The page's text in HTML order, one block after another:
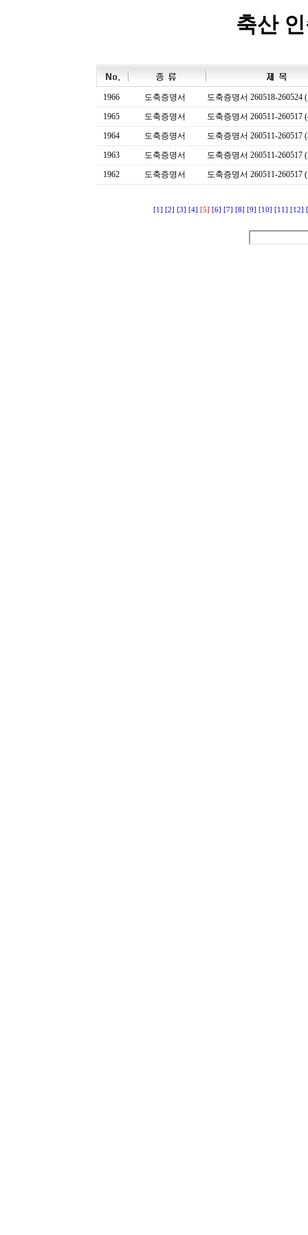
축산
1966 도축증명서
도축증명서 260518-260524
1965
도축증명서
도축증명서 260511-260517
1964
도축증명서
도축증명서 260511-260517
1963
도축증명서
도축증명서 260511-260517
1962
도축증명서 도축증명서 260511-260517
[1] [2] [3] [4] [5] [6] [7] [8] [9] [10] [11] [12]